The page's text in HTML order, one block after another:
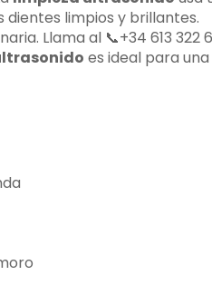
dientes limpios y brillantes.
Llama al 📞+34 613 322
es ideal para